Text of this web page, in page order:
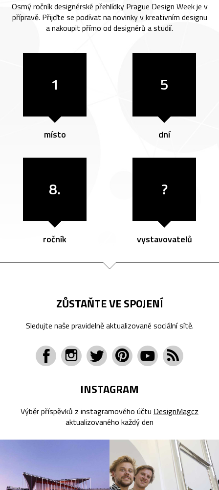
Osmý ročník designérské přehlídky Prague Design Week je v
přípravě. Přijďte se podívat na novinky v kreativním designu
a nakoupit přímo od designérů a studií.
1
místo
5
dní
8.
ročník
?
vystavovatelů
ZŮSTAŇTE VE SPOJENÍ
Sledujte naše pravidelně aktualizované sociální sítě.
INSTAGRAM
Výběr příspěvků z instagramového účtu DesignMagcz
aktualizovaného každý den